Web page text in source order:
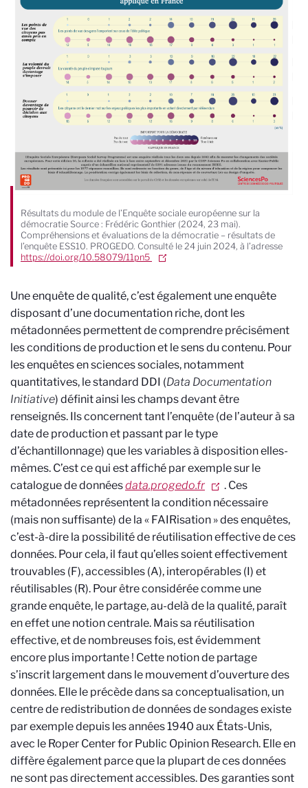
Résultats du module de l’Enquête sociale européenne sur la
démocratie Source : Frédéric Gonthier (2024, 23 mai).
Compréhensions et évaluations de la démocratie – résultats de
l’enquête ESS10. PROGEDO. Consulté le 24 juin 2024, à l’adresse
https://doi.org/10.58079/11pn5
Une enquête de qualité, c’est également une enquête
disposant d’une documentation riche, dont les
métadonnées permettent de comprendre précisément
les conditions de production et le sens du contenu. Pour
les enquêtes en sciences sociales, notamment
quantitatives, le standard DDI (Data Documentation
Initiative) définit ainsi les champs devant être
renseignés. Ils concernent tant l’enquête (de l’auteur à sa
date de production et passant par le type
d’échantillonnage) que les variables à disposition elles-
mêmes. C’est ce qui est affiché par exemple sur le
catalogue de donnéesdata.progedo.fr
. Ces
métadonnées représentent la condition nécessaire
(mais non suffisante) de la « FAIRisation » des enquêtes,
c’est-à-dire la possibilité de réutilisation effective de ces
données. Pour cela, il faut qu’elles soient effectivement
trouvables (F), accessibles (A), interopérables (I) et
réutilisables (R). Pour être considérée comme une
grande enquête, le partage, au-delà de la qualité, paraît
en effet une notion centrale. Mais sa réutilisation
effective, et de nombreuses fois, est évidemment
encore plus importante ! Cette notion de partage
s’inscrit largement dans le mouvement d’ouverture des
données. Elle le précède dans sa conceptualisation, un
centre de redistribution de données de sondages existe
par exemple depuis les années 1940 aux États-Unis,
avec le Roper Center for Public Opinion Research. Elle en
diffère également parce que la plupart de ces données
ne sont pas directement accessibles. Des garanties sont